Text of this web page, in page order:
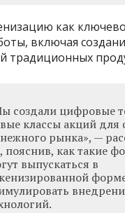
как
включая
традиционных
создали цифровые
классы акций для
рынка», —
пояснив, как такие
выпускаться в